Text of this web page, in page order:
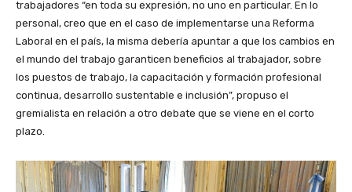
trabajadores “en toda su expresión, no uno en particular. En lo
personal, creo que en el caso de implementarse una Reforma
Laboral en el país, la misma debería apuntar a que los cambios en
el mundo del trabajo garanticen beneficios al trabajador, sobre
los puestos de trabajo, la capacitación y formación profesional
continua, desarrollo sustentable e inclusión”, propuso el
gremialista en relación a otro debate que se viene en el corto
plazo.